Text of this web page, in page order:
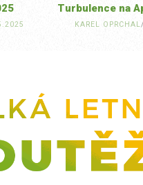
Turbulence na
KAREL OPRCHAL/